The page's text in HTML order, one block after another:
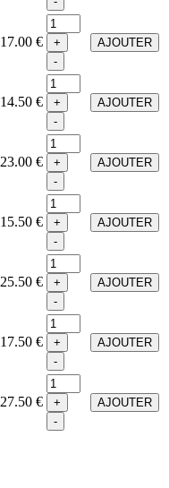
17.00 €
+
-
AJOUTER
14.50 €
+
-
AJOUTER
23.00 €
+
-
AJOUTER
15.50 €
+
-
AJOUTER
25.50 €
+
-
AJOUTER
17.50 €
+
-
AJOUTER
27.50 €
+
-
AJOUTER